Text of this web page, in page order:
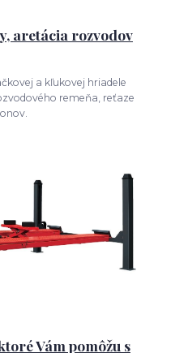
aretácia rozvodov
a kľukovej hriadele
remeňa, reťaze
Vám pomôžu s